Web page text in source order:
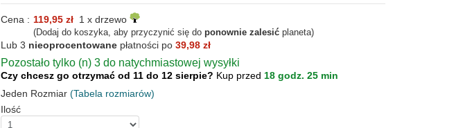
Cena : 119,95 zł 1 x drzewo
(Dodaj do koszyka, aby przyczynić się do ponownie zalesić planeta)
Lub 3 nieoprocentowane płatności po 39,98 zł
Pozostało tylko (n) 3 do natychmiastowej wysyłki
Czy chcesz go otrzymać od 11 do 12 sierpie? Kup przed 18 godz. 25 min
Jeden Rozmiar (Tabela rozmiarów)
Ilość